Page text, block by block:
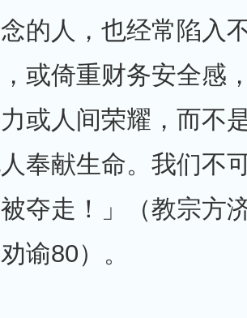
的人，也经常陷入
或倚重财务安全感
或人间荣耀，而不
奉献生命。我们不
夺走！」（教宗方
谕80）。